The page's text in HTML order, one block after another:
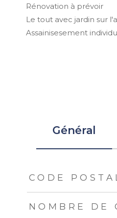
Rénovation à prévoir
Le tout avec jardin sur
Assainisesement
Général
CODE
NOMBRE DE